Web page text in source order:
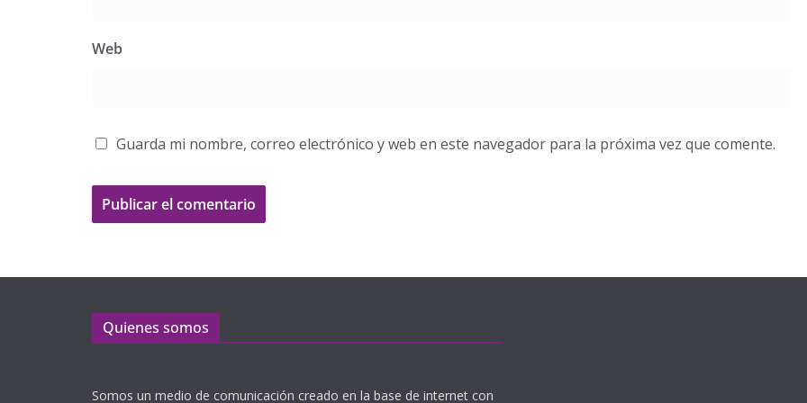
Web
Guarda mi nombre, correo electrónico y web en este navegador para la próxima vez que comente.
Quienes somos
Somos un medio de comunicación creado en la base de internet con